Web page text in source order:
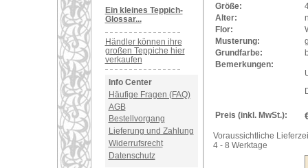
Ein kleines Teppich-
Glossar...
Händler können ihre
großen Teppiche hier
verkaufen
Info Center
Häufige Fragen (FAQ)
AGB
Bestellvorgang
Lieferung und Zahlung
Widerrufsrecht
Datenschutz
Größe:
Alter:
Flor:
Musterung:
Grundfarbe:
Bemerkungen:
Preis (inkl. MwSt.):
Voraussichtliche
4 - 8 Werktage